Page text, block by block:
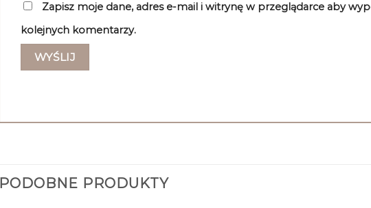
Zapisz moje dane, adres e-mail i witrynę w przeglądarce aby
kolejnych komentarzy.
PODOBNE PRODUKTY